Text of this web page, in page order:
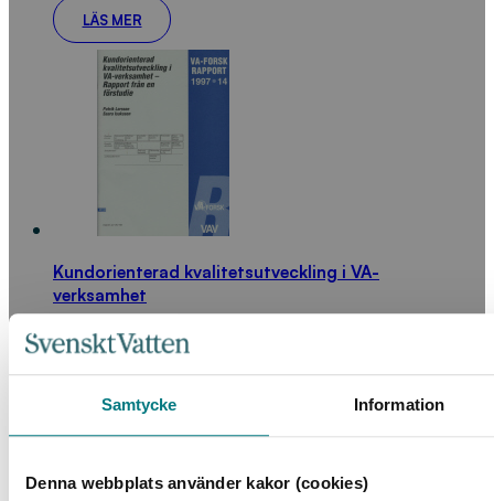
Samtycke Information
Denna webbplats använder kakor (cookies)
LÄS MER
Kundorienterad kvalitetsutveckling i VA-
verksamhet
LÄS MER